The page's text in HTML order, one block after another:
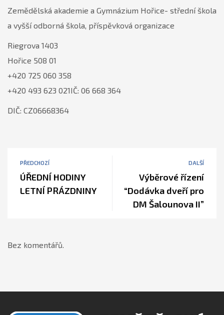
Zemědělská akademie a Gymnázium Hořice- střední škola
a vyšší odborná škola, příspěvková organizace
Riegrova 1403
Hořice 508 01
+420 725 060 358
+420 493 623 021IČ: 06 668 364
DIČ: CZ06668364
PŘEDCHOZÍ
ÚŘEDNÍ HODINY
LETNÍ PRÁZDNINY
DALŠÍ
Výběrové řízení
“Dodávka dveří pro
DM Šalounova II”
Bez komentářů.